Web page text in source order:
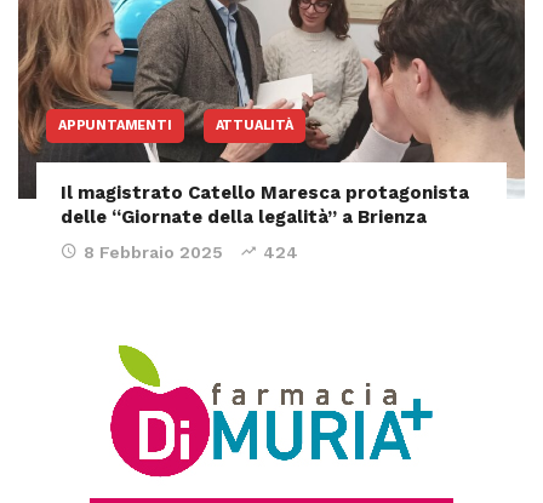
APPUNTAMENTI ATTUALITÀ
Il magistrato Catello Maresca protagonista
delle “Giornate della legalità” a Brienza
8 Febbraio 2025 424